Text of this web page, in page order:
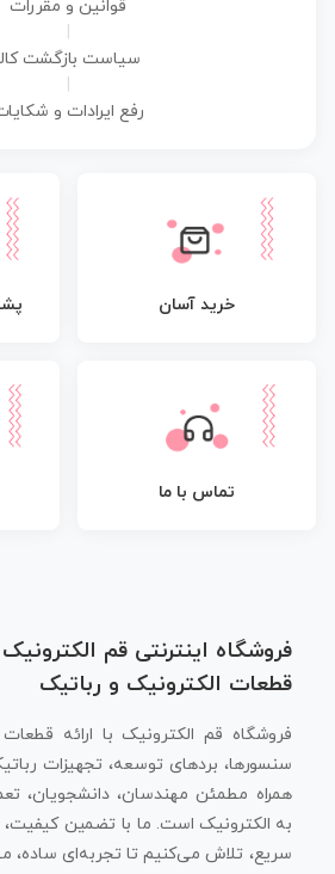
قوانین و مقررات
سیاست بازگشت
رفع ایرادات و
خرید آسان
تماس با ما
فروشگاه اینترنتی قم
قطعات الکترونیک و رباتیک
فروشگاه قم الکترونیک با ارائه قطعات
سنسورها، بردهای توسعه، تجهیزات
همراه مطمئن مهندسان، دانشجویان،
به الکترونیک است. ما با تضمین
سریع، تلاش می‌کنیم تا تجربه‌ای ساده،